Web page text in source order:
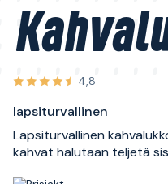
4,8
lapsiturvallinen
Lapsiturvallinen
kahvat halutaan teljetä